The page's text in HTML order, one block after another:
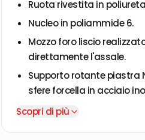
Ruota rivestita in
Nucleo in poliammide 6.
Mozzo foro liscio
direttamente l'assale.
Supporto rotante piastra
sfere forcella in acciaio
da due giri sfere inox
in polietilene.
Scopri di più